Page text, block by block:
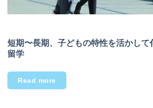
短期〜長期、子どもの特性を活かして
留学
Read more